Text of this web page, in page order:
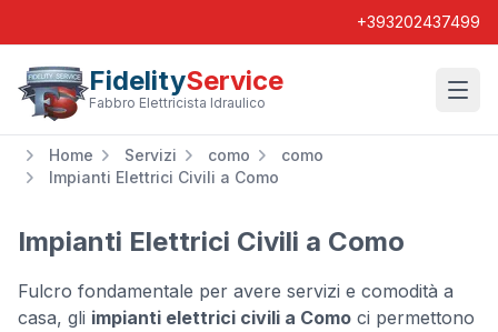
+393202437499
FidelityService
Fabbro Elettricista Idraulico
Home Servizi como
como
Impianti Elettrici Civili a Como
Impianti Elettrici Civili a Como
Fulcro fondamentale per avere servizi e comodità a
casa, gli impianti elettrici civili a Como ci permettono